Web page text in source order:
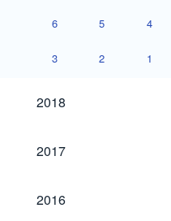
6 5 4
3 2 1
2018
2018
2017
2017
2016
2016